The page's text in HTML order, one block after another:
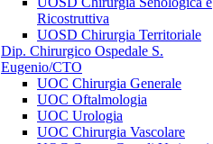
Ricostruttiva
UOSD Chirurgia Territoriale
Dip. Chirurgico Ospedale S.
Eugenio/CTO
UOC Chirurgia Generale
UOC Oftalmologia
UOC Urologia
UOC Chirurgia Vascolare